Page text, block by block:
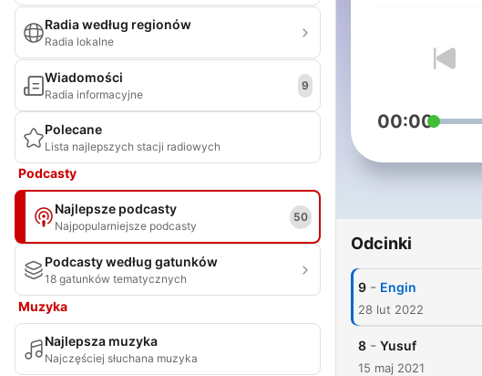
Radia według regionów
Radia lokalne
Wiadomości
Radia informacyjne
9
Polecane
Lista najlepszych stacji radiowych
Podcasty
Najlepsze podcasty
Najpopularniejsze podcasty
50
Podcasty według gatunków
18 gatunków tematycznych
Muzyka
Najlepsza muzyka
Najczęściej słuchana muzyka
00:00
Odcinki
9 - Engin
28 lut 2022
8 - Yusuf
15 maj 2021